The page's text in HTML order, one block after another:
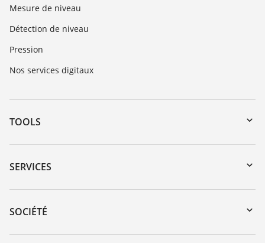
Mesure de niveau
Détection de niveau
Pression
Nos services digitaux
TOOLS
Téléchargements
Recherche par numéro de série
DTM Collection/PACTware
SERVICES
Retour d'appareil
Formations
SOCIÉTÉ
Carrière